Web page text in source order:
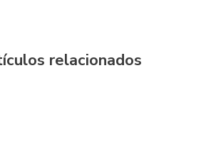
relacionados